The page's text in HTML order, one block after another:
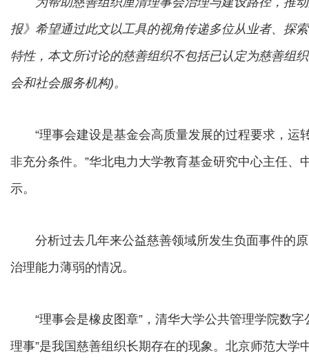
报》希望通过此文以工具的视角传递多位从业者、探
特性，本文所讨论的慈善组织不包括已认定为慈善组
会和社会服务机构)。
“理事会建设是基金会高质量发展的过程要求，运
非充分条件。”华北电力大学教育基金研究中心主任
示。
分析过去几年来公益慈善领域所发生负面事件的原
治理能力薄弱的情况。
“理事会是橡皮图章”，清华大学公共管理学院数字
理事”是我国慈善组织长期存在的现象。北京师范大